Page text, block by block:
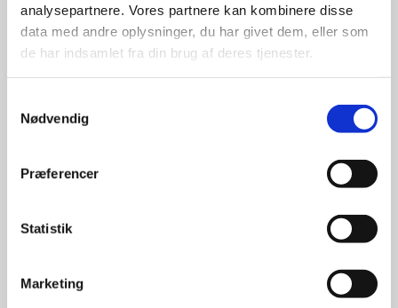
analysepartnere. Vores partnere kan kombinere disse
data med andre oplysninger, du har givet dem, eller som
de har indsamlet fra din brug af deres tjenester.
Nødvendig
Præferencer
Statistik
Marketing
Læsø Kirker
Kærmindevej 3 Byrum
9940 Læsø
Email: evb@km.dk
Kirkerne
Byrum Kirke